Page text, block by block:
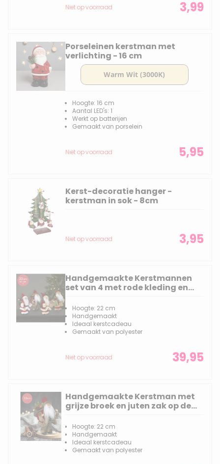
Niet op voorraad 3,99
Porseleinen kerstman met
verlichting - 16 cm
Hoogte: 16 cm
Aantal LED's: 1
Werkt op batterijen
Gemaakt van porselein
Niet op voorraad 5,95
Kerst-decoratie hanger -
kerstman in sok - 8cm
Niet op voorraad 3,95
Handgemaakte Kerstmannen
set van 4 met rode kleding en
22cm
Hoogte: 22 cm
Handgemaakt
Ideaal kerstcadeau
Gemaakt van polyester
Niet op voorraad 39,95
Handgemaakte Kerstman met
grijze broek en juten zak op de
Hoogte: 22 cm
Handgemaakt
Ideaal kerstcadeau
Gemaakt van polyester